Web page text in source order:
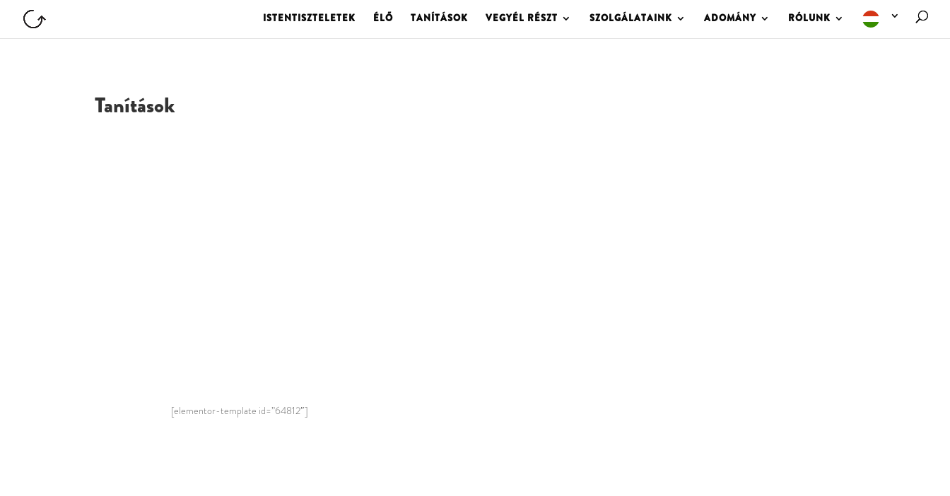
ISTENTISZTELETEK ÉLŐ TANÍTÁSOK VEGYÉL RÉSZT SZOLGÁLATAINK ADOMÁNY RÓLUNK
Tanítások
[elementor-template id=”64812″]